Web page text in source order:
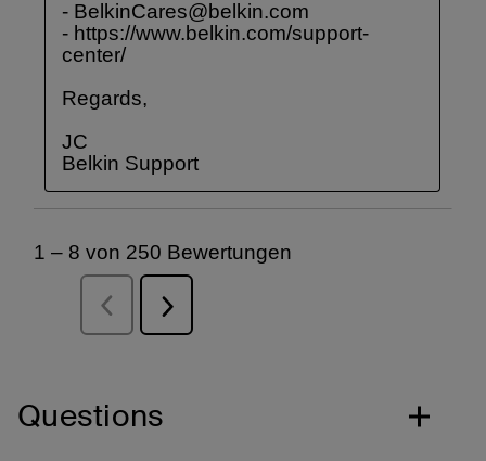
Questions